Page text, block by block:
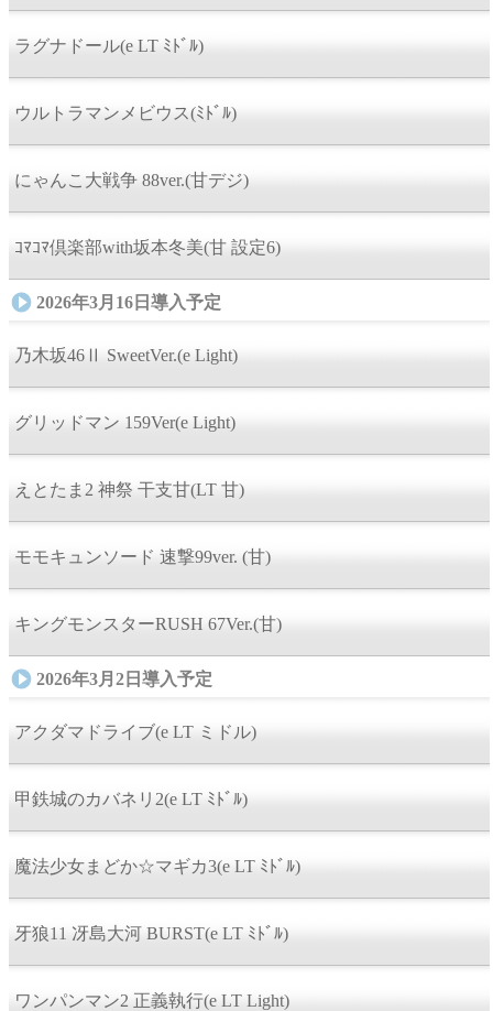
ラグナドール(e LT ﾐﾄﾞﾙ)
ウルトラマンメビウス(ﾐﾄﾞﾙ)
にゃんこ大戦争 88ver.(甘デジ)
ｺﾏｺﾏ倶楽部with坂本冬美(甘 設定6)
2026年3月16日導入予定
乃木坂46Ⅱ SweetVer.(e Light)
グリッドマン 159Ver(e Light)
えとたま2 神祭 干支甘(LT 甘)
モモキュンソード 速撃99ver. (甘)
キングモンスターRUSH 67Ver.(甘)
2026年3月2日導入予定
アクダマドライブ(e LT ミドル)
甲鉄城のカバネリ2(e LT ﾐﾄﾞﾙ)
魔法少女まどか☆マギカ3(e LT ﾐﾄﾞﾙ)
牙狼11 冴島大河 BURST(e LT ﾐﾄﾞﾙ)
ワンパンマン2 正義執行(e LT Light)